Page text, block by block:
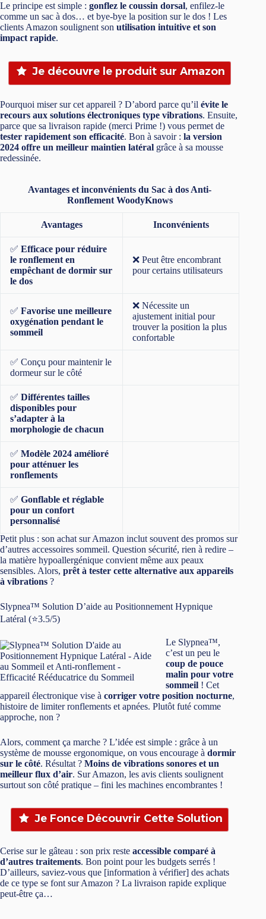
Le principe est simple : gonflez le coussin dorsal, enfilez-le
comme un sac à dos… et bye-bye la position sur le dos ! Les
clients Amazon soulignent son utilisation intuitive et son
impact rapide.
Je découvre le produit sur Amazon
Pourquoi miser sur cet appareil ? D’abord parce qu’il évite le
recours aux solutions électroniques type vibrations. Ensuite,
parce que sa livraison rapide (merci Prime !) vous permet de
tester rapidement son efficacité. Bon à savoir : la version
2024 offre un meilleur maintien latéral grâce à sa mousse
redessinée.
Avantages et inconvénients du Sac à dos Anti-
Ronflement WoodyKnows
Avantages Inconvénients
✅ Efficace pour réduire
le ronflement en
empêchant de dormir sur
le dos
❌ Peut être encombrant
pour certains utilisateurs
✅ Favorise une meilleure
oxygénation pendant le
sommeil
❌ Nécessite un
ajustement initial pour
trouver la position la plus
confortable
✅ Conçu pour maintenir le
dormeur sur le côté
✅ Différentes tailles
disponibles pour
s’adapter à la
morphologie de chacun
✅ Modèle 2024 amélioré
pour atténuer les
ronflements
✅ Gonflable et réglable
pour un confort
personnalisé
Petit plus : son achat sur Amazon inclut souvent des promos sur
d’autres accessoires sommeil. Question sécurité, rien à redire –
la matière hypoallergénique convient même aux peaux
sensibles. Alors, prêt à tester cette alternative aux appareils
à vibrations ?
Slypnea™ Solution D’aide au Positionnement Hypnique
Latéral (⭐3.5/5)
Le Slypnea™,
c’est un peu le
coup de pouce
malin pour votre
sommeil ! Cet
appareil électronique vise à corriger votre position nocturne,
histoire de limiter ronflements et apnées. Plutôt futé comme
approche, non ?
Alors, comment ça marche ? L’idée est simple : grâce à un
système de mousse ergonomique, on vous encourage à dormir
sur le côté. Résultat ? Moins de vibrations sonores et un
meilleur flux d’air. Sur Amazon, les avis clients soulignent
surtout son côté pratique – fini les machines encombrantes !
Je Fonce Découvrir Cette Solution
Cerise sur le gâteau : son prix reste accessible comparé à
d’autres traitements. Bon point pour les budgets serrés !
D’ailleurs, saviez-vous que [information à vérifier] des achats
de ce type se font sur Amazon ? La livraison rapide explique
peut-être ça…